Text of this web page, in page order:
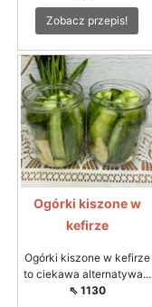
Zobacz przepis!
Ogórki kiszone w
kefirze
Ogórki kiszone w kefirze
to ciekawa alternatywa...
⇖ 1130